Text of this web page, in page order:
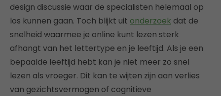
design discussie waar de specialisten helemaal op
los kunnen gaan. Toch blijkt uit onderzoek dat de
snelheid waarmee je online kunt lezen sterk
afhangt van het lettertype en je leeftijd. Als je een
bepaalde leeftijd hebt kan je niet meer zo snel
lezen als vroeger. Dit kan te wijten zijn aan verlies
van gezichtsvermogen of cognitieve